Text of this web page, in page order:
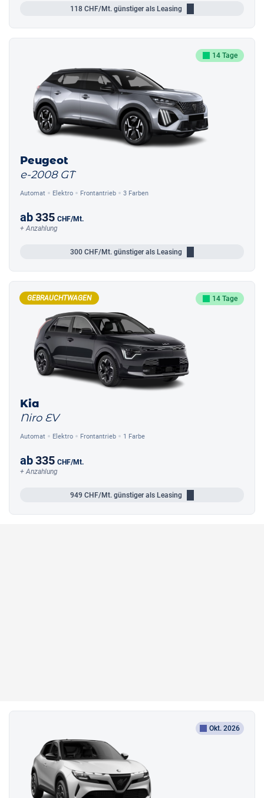
118 CHF/Mt. günstiger als Leasing
14 Tage
Peugeot
e-2008 GT
Automat Elektro Frontantrieb 3 Farben
ab335 CHF/Mt.
+ Anzahlung
300 CHF/Mt. günstiger als Leasing
GEBRAUCHTWAGEN 14 Tage
Kia
Niro EV
Automat Elektro Frontantrieb 1 Farbe
ab335 CHF/Mt.
+ Anzahlung
949 CHF/Mt. günstiger als Leasing
Okt. 2026